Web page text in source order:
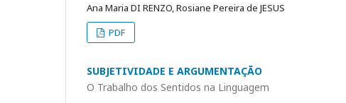
Ana Maria DI RENZO, Rosiane Pereira de JESUS
PDF
SUBJETIVIDADE E ARGUMENTAÇÃO
O Trabalho dos Sentidos na Linguagem